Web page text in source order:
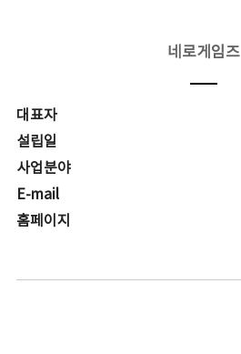
네로게임즈
대표자
설립일
사업분야
E-mail
홈페이지